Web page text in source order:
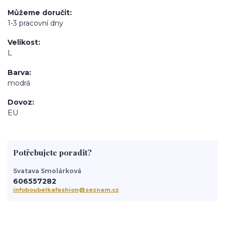
Můžeme doručit
1-3 pracovní dny
Velikost
L
Barva
modrá
Dovoz
EU
Potřebujete poradit?
Svatava Smolárková
606557282
infoboubelkafashion@seznam.cz